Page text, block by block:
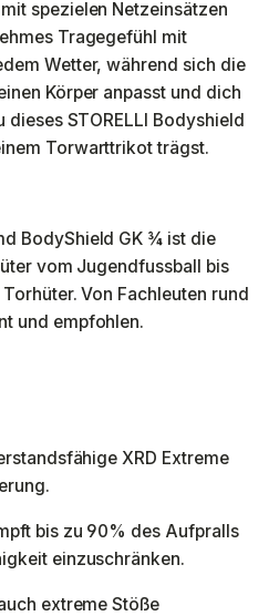
mit spezielen Netzeinsätzen
Tragegefühl mit
Wetter, während sich die
Körper anpasst und dich
STORELLI Bodyshield
Torwarttrikot trägst.
BodyShield GK ¾ ist die
vom Jugendfussball bis
Von Fachleuten rund
und empfohlen.
XRD Extreme
bis zu 90% des Aufpralls
einzuschränken.
extreme Stöße